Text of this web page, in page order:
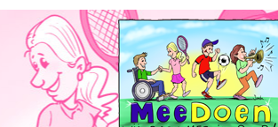
Ga
inhoud